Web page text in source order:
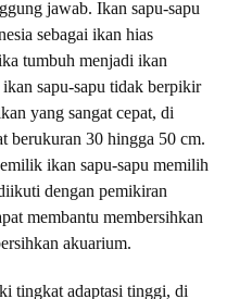
jawab. Ikan sapu-sapu
sebagai ikan hias
tumbuh menjadi ikan
sapu-sapu tidak berpikir
yang sangat cepat, di
berukuran 30 hingga 50 cm.
ikan sapu-sapu memilih
dengan pemikiran
membantu membersihkan
akuarium.
tingkat adaptasi tinggi, di